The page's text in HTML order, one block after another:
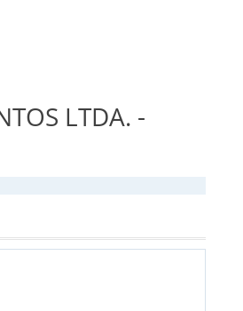
LTDA. -